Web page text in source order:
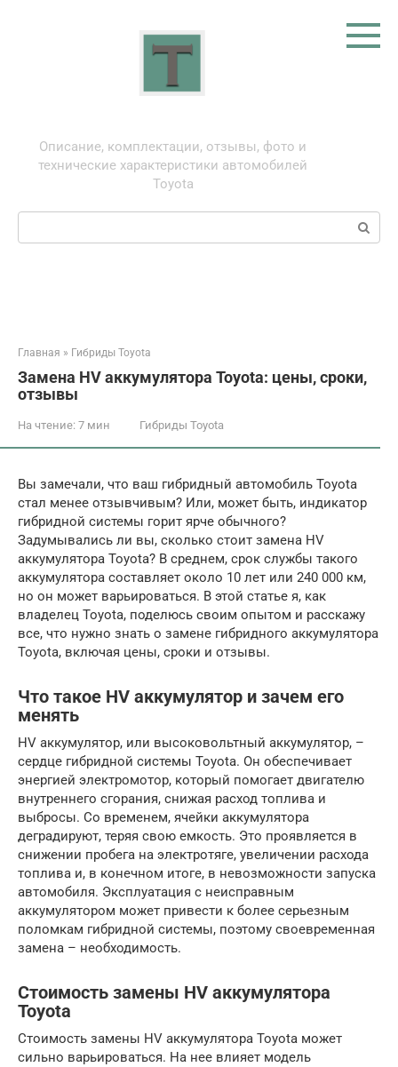
Описание, комплектации, отзывы, фото и
технические характеристики автомобилей
Toyota
Поиск:
Главная » Гибриды Toyota
Замена HV аккумулятора Toyota: цены, сроки,
отзывы
На чтение: 7 мин Гибриды Toyota
Вы замечали, что ваш гибридный автомобиль Toyota
стал менее отзывчивым? Или, может быть, индикатор
гибридной системы горит ярче обычного?
Задумывались ли вы, сколько стоит замена HV
аккумулятора Toyota? В среднем, срок службы такого
аккумулятора составляет около 10 лет или 240 000 км,
но он может варьироваться. В этой статье я, как
владелец Toyota, поделюсь своим опытом и расскажу
все, что нужно знать о замене гибридного аккумулятора
Toyota, включая цены, сроки и отзывы.
Что такое HV аккумулятор и зачем его
менять
HV аккумулятор, или высоковольтный аккумулятор, –
сердце гибридной системы Toyota. Он обеспечивает
энергией электромотор, который помогает двигателю
внутреннего сгорания, снижая расход топлива и
выбросы. Со временем, ячейки аккумулятора
деградируют, теряя свою емкость. Это проявляется в
снижении пробега на электротяге, увеличении расхода
топлива и, в конечном итоге, в невозможности запуска
автомобиля. Эксплуатация с неисправным
аккумулятором может привести к более серьезным
поломкам гибридной системы, поэтому своевременная
замена – необходимость.
Стоимость замены HV аккумулятора
Toyota
Стоимость замены HV аккумулятора Toyota может
сильно варьироваться. На нее влияет модель